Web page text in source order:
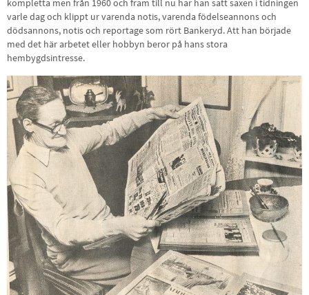
kompletta men från 1960 och fram till nu har han satt saxen i tidningen
varle dag och klippt ur varenda notis, varenda födelseannons och
dödsannons, notis och reportage som rört Bankeryd. Att han började
med det här arbetet eller hobbyn beror på hans stora
hembygdsintresse.